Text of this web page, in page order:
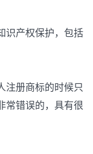
产权保护，包括
册商标的时候只
常错误的，具有很